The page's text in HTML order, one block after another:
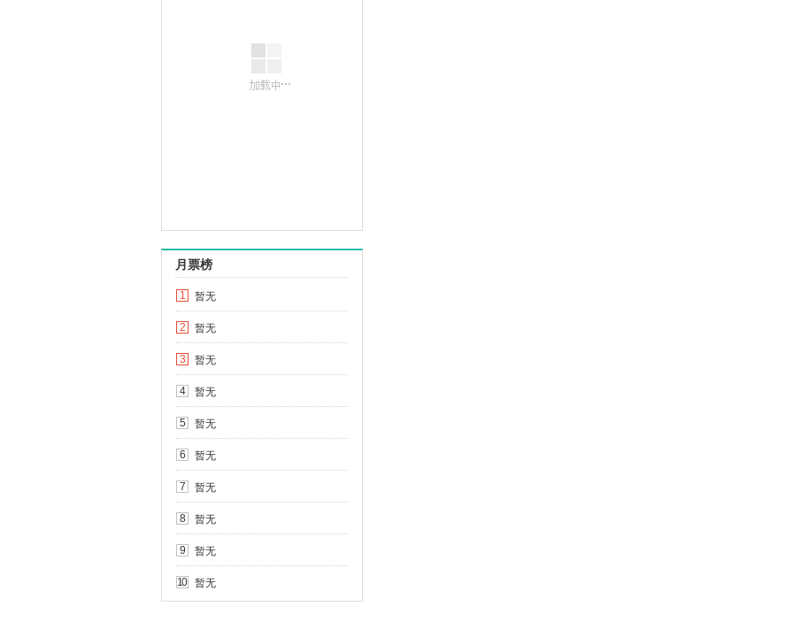
月票榜
1 暂无
2 暂无
3 暂无
4 暂无
5 暂无
6 暂无
7 暂无
8 暂无
9 暂无
10 暂无